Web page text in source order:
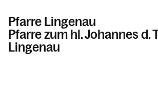
Pfarre Lingenau
Pfarre zum hl. Johannes d.
Lingenau